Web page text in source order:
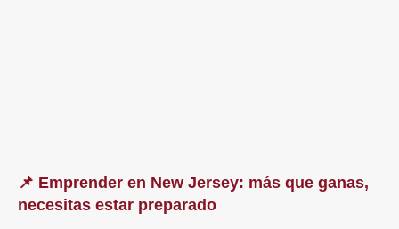
📌 Emprender en New Jersey: más que ganas,
necesitas estar preparado